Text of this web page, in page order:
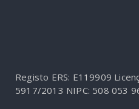
Registo ERS: E119909
5917/2013 NIPC: 508 053